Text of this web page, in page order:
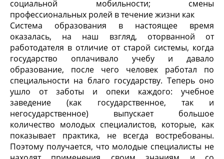
социальной мобильности; смены
профессиональных ролей в течение жизни как
Система образования в настоящее время
оказалась, на наш взгляд, оторванной от
работодателя в отличие от старой системы, когда
государство оплачивало учебу и давало
образование, после чего человек работал по
специальности на благо государству. Теперь оно
ушло от заботы и опеки каждого: учебное
заведение (как государственное, так и
негосударственное) выпускает большое
количество молодых специалистов, которые, как
показывает практика, не всегда востребованы.
Поэтому получается, что молодые специалисты не